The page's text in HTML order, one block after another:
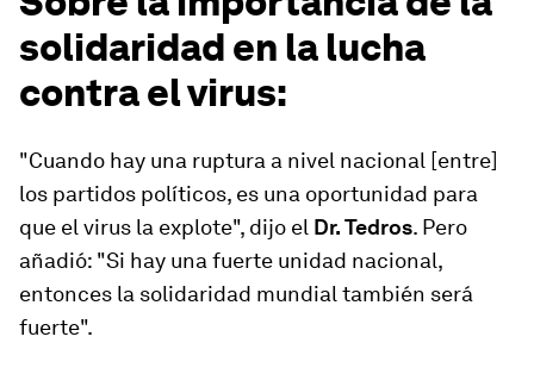
solidaridad en la lucha
contra el virus:
"Cuando hay una ruptura a nivel nacional [entre]
los partidos políticos, es una oportunidad para
que el virus la explote", dijo el Dr. Tedros. Pero
añadió: "Si hay una fuerte unidad nacional,
entonces la solidaridad mundial también será
fuerte".